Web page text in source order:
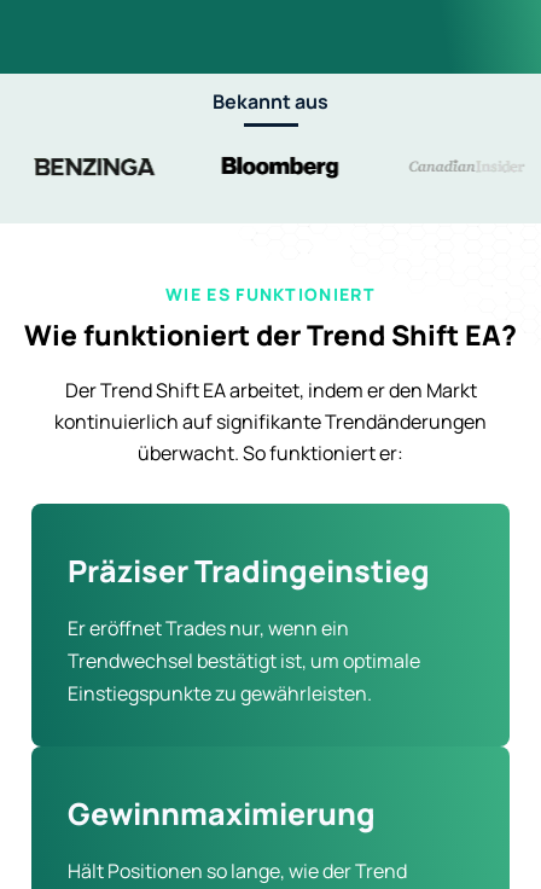
Bekannt aus
WIE ES FUNKTIONIERT
Wie funktioniert der Trend Shift EA?
Der Trend Shift EA arbeitet, indem er den Markt
kontinuierlich auf signifikante Trendänderungen
überwacht. So funktioniert er:
Präziser Tradingeinstieg
Er eröffnet Trades nur, wenn ein
Trendwechsel bestätigt ist, um optimale
Einstiegspunkte zu gewährleisten.
Gewinnmaximierung
Hält Positionen so lange, wie der Trend